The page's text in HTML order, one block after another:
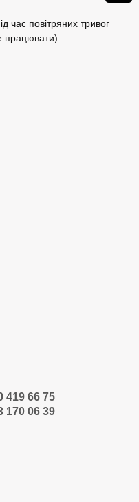
повітряних тривог
працювати)
419 66 75
170 06 39